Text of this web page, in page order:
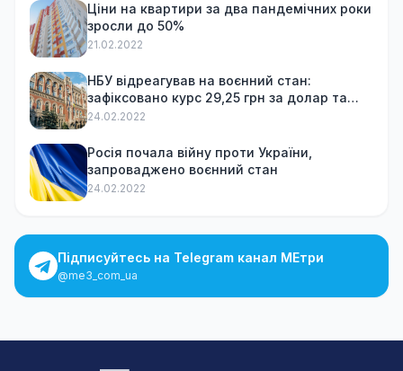
Ціни на квартири за два пандемічних роки
зросли до 50%
21.02.2022
НБУ відреагував на воєнний стан:
зафіксовано курс 29,25 грн за долар та
обмежив зняття готівки
24.02.2022
Росія почала війну проти України,
запроваджено воєнний стан
24.02.2022
Підписуйтесь на Telegram канал МЕтри
@me3_com_ua